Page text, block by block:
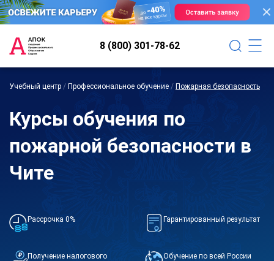
8 (800) 301-78-62
Учебный центр / Профессиональное обучение / Пожарная безопасность
Курсы обучения по
пожарной безопасности в
Чите
Рассрочка 0% Гарантированный результат
Получение налогового
Обучение по всей России